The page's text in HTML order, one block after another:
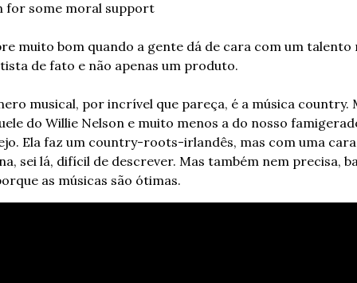
for some moral support
muito bom quando a gente dá de cara com um talento
de fato e não apenas um produto.
musical, por incrível que pareça, é a música country.
do Willie Nelson e muito menos a do nosso
Ela faz um country-roots-irlandês, mas com uma
sei lá, difícil de descrever. Mas também nem precisa,
as músicas são ótimas.